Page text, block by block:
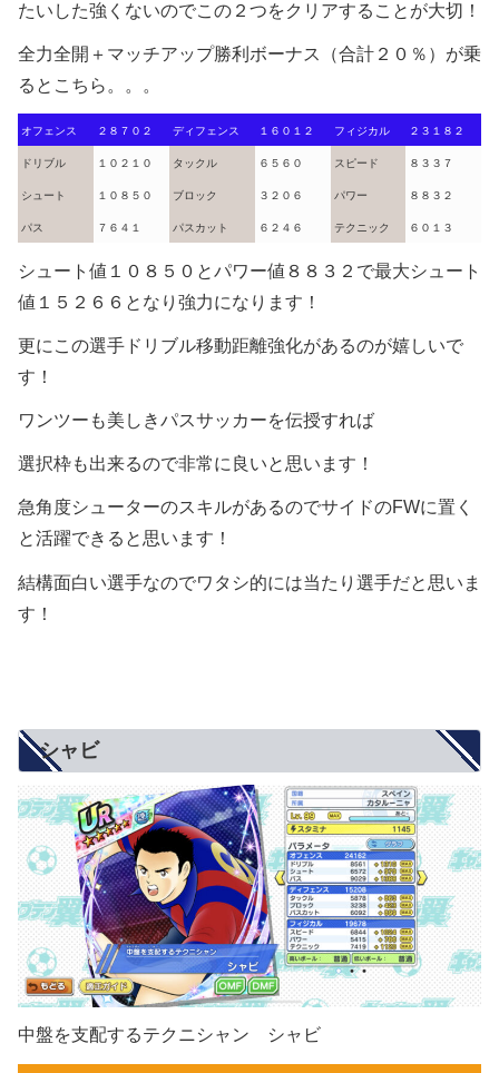
たいした強くないのでこの２つをクリアすることが大切！
全力全開＋マッチアップ勝利ボーナス（合計２０％）が乗
るとこちら。。。
オフェンス ２８７０２ ディフェンス １６０１２ フィジカル ２３１８２
ドリブル １０２１０ タックル ６５６０ スピード ８３３７
シュート １０８５０ ブロック ３２０６ パワー ８８３２
パス ７６４１ パスカット ６２４６ テクニック ６０１３
シュート値１０８５０とパワー値８８３２で最大シュート
値１５２６６となり強力になります！
更にこの選手ドリブル移動距離強化があるのが嬉しいで
す！
ワンツーも美しきパスサッカーを伝授すれば
選択枠も出来るので非常に良いと思います！
急角度シューターのスキルがあるのでサイドのFWに置く
と活躍できると思います！
結構面白い選手なのでワタシ的には当たり選手だと思いま
す！
シャビ
中盤を支配するテクニシャン シャビ